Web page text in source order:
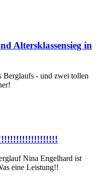
Altersklassensieg in
Berglaufs - und zwei tollen
Nina Engelhard ist
eine Leistung!!